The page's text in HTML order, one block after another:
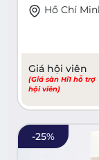
Hồ Chí
Giá hội viên
(Giá sàn Hi1 hỗ trợ
hội viên)
-25%